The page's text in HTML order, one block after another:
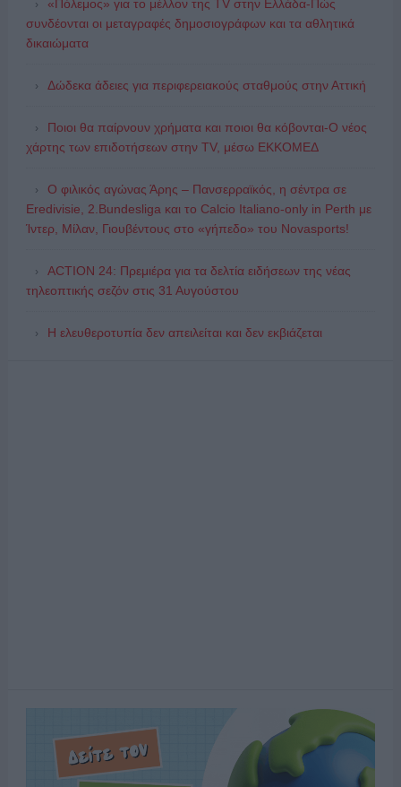
«Πόλεμος» για το μέλλον της TV στην Ελλάδα-Πώς
συνδέονται οι μεταγραφές δημοσιογράφων και τα αθλητικά
δικαιώματα
Δώδεκα άδειες για περιφερειακούς σταθμούς στην Αττική
Ποιοι θα παίρνουν χρήματα και ποιοι θα κόβονται-Ο νέος
χάρτης των επιδοτήσεων στην TV, μέσω ΕΚΚΟΜΕΔ
Ο φιλικός αγώνας Άρης – Πανσερραϊκός, η σέντρα σε
Eredivisie, 2.Bundesliga και το Calcio Italiano-only in Perth με
Ίντερ, Μίλαν, Γιουβέντους στο «γήπεδο» του Novasports!
ACTION 24: Πρεμιέρα για τα δελτία ειδήσεων της νέας
τηλεοπτικής σεζόν στις 31 Αυγούστου
Η ελευθεροτυπία δεν απειλείται και δεν εκβιάζεται